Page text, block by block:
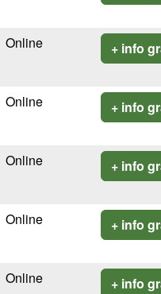
Online + info
Online + info
Online + info
Online + info
Online + info